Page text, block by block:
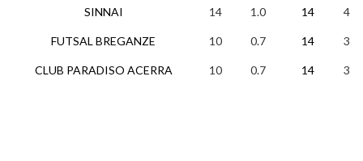
SINNAI
FUTSAL BREGANZE
CLUB PARADISO ACERRA
14 1.0 14 4
10 0.7 14 3
10 0.7 14 3